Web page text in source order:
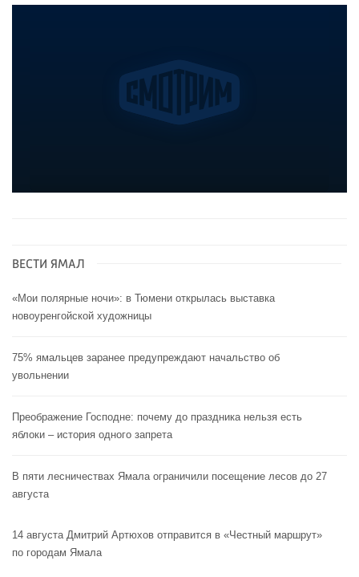
ВЕСТИ ЯМАЛ
«Мои полярные ночи»: в Тюмени открылась выставка
новоуренгойской художницы
75% ямальцев заранее предупреждают начальство об
увольнении
Преображение Господне: почему до праздника нельзя есть
яблоки – история одного запрета
В пяти лесничествах Ямала ограничили посещение лесов до 27
августа
14 августа Дмитрий Артюхов отправится в «Честный маршрут»
по городам Ямала